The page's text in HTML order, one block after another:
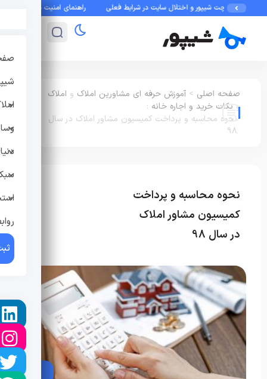
چت شیپور و اختلال سایت در شرایط فعلی راهنمای امنیت در شیپور: چطور از
صفحه اصلی > آموزش حرفه ای مشاورین املاک و املاک
و نکات خرید و اجاره خانه :
نحوه محاسبه و پرداخت کمیسیون مشاور املاک در سال
98
نحوه محاسبه و پرداخت
کمیسیون مشاور املاک
در سال 98